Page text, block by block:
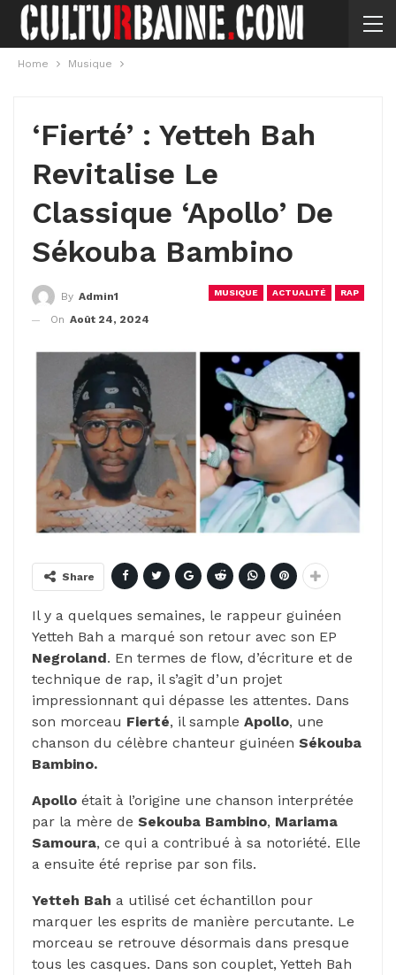
Home Musique
‘Fierté’ : Yetteh Bah
Revitalise Le
Classique ‘Apollo’ De
Sékouba Bambino
MUSIQUE ACTUALITÉ RAP
By Admin1
On Août 24, 2024
Share
Il y a quelques semaines, le rappeur guinéen
Yetteh Bah a marqué son retour avec son EP
Negroland. En termes de flow, d’écriture et de
technique de rap, il s’agit d’un projet
impressionnant qui dépasse les attentes. Dans
son morceau Fierté, il sample Apollo, une
chanson du célèbre chanteur guinéen Sékouba
Bambino.
Apollo était à l’origine une chanson interprétée
par la mère de Sekouba Bambino, Mariama
Samoura, ce qui a contribué à sa notoriété. Elle
a ensuite été reprise par son fils.
Yetteh Bah a utilisé cet échantillon pour
marquer les esprits de manière percutante. Le
morceau se retrouve désormais dans presque
tous les casques. Dans son couplet, Yetteh Bah